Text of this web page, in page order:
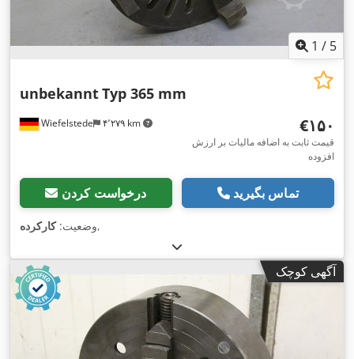
1 / 5
Wiefelstede ۴٬۲۷۹ km
unbekanntTyp 365 mm
‎€۱۵۰
قیمت ثابت به اضافه مالیات بر ارزش
افزوده
درخواست کردن تماس بگیرید
وضعیت:کارکرده ,
آگهی کوچک